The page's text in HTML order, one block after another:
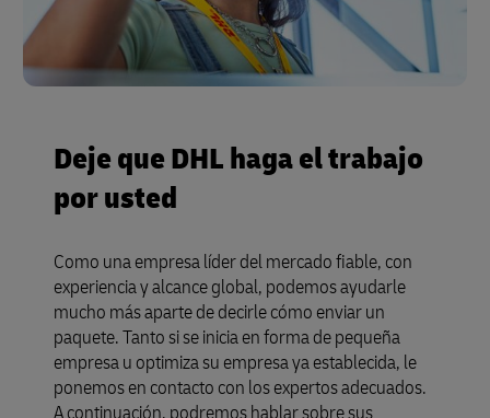
Deje que DHL haga el trabajo
por usted
Como una empresa líder del mercado fiable, con
experiencia y alcance global, podemos ayudarle
mucho más aparte de decirle cómo enviar un
paquete. Tanto si se inicia en forma de pequeña
empresa u optimiza su empresa ya establecida, le
ponemos en contacto con los expertos adecuados.